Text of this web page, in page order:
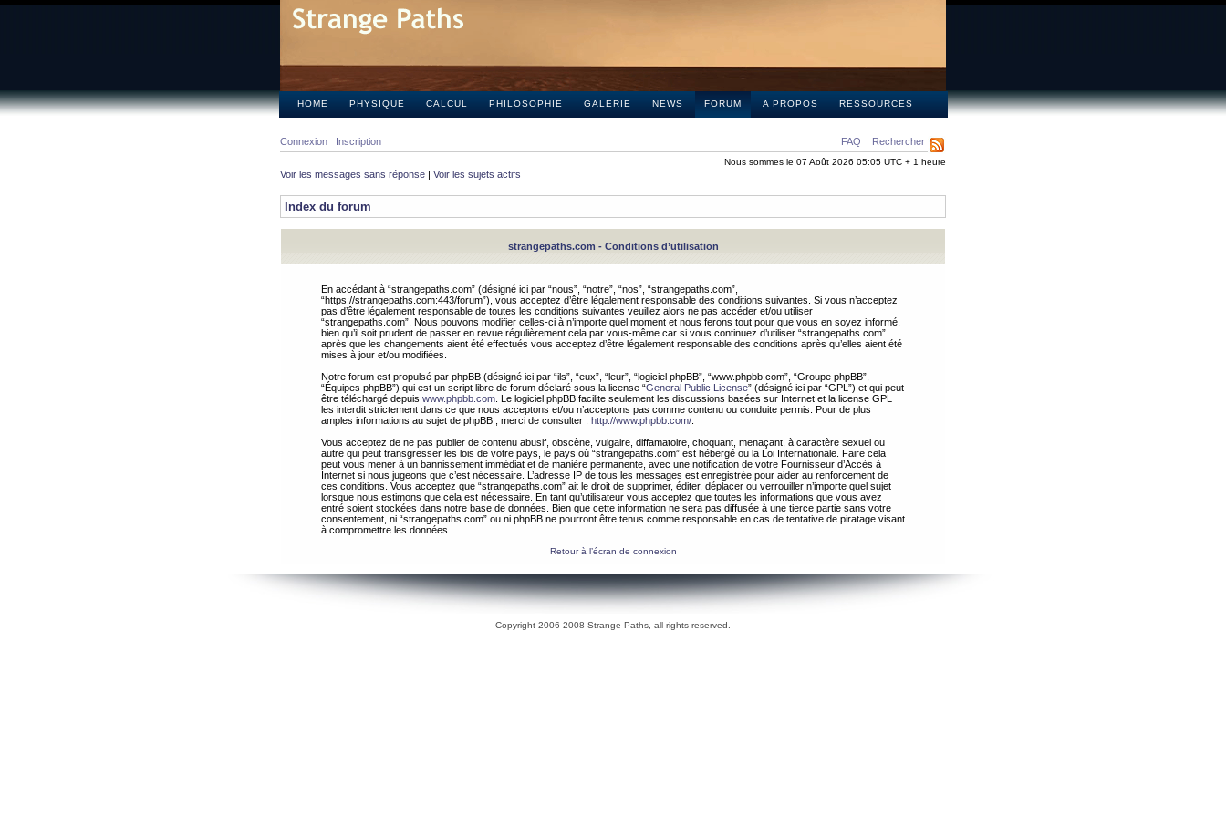
HOME PHYSIQUE CALCUL PHILOSOPHIE GALERIE NEWS FORUM A PROPOS RESSOURCES
FAQ Rechercher
Connexion Inscription
Nous sommes le 07 Août 2026 05:05 UTC + 1 heure
Voir les messages sans réponse | Voir les sujets actifs
Index du forum
strangepaths.com - Conditions d’utilisation
En accédant à “strangepaths.com” (désigné ici par “nous”, “notre”, “nos”, “strangepaths.com”,
“https://strangepaths.com:443/forum”), vous acceptez d’être légalement responsable des conditions suivantes. Si vous n’acceptez
pas d’être légalement responsable de toutes les conditions suivantes veuillez alors ne pas accéder et/ou utiliser
“strangepaths.com”. Nous pouvons modifier celles-ci à n’importe quel moment et nous ferons tout pour que vous en soyez informé,
bien qu’il soit prudent de passer en revue régulièrement cela par vous-même car si vous continuez d’utiliser “strangepaths.com”
après que les changements aient été effectués vous acceptez d’être légalement responsable des conditions après qu’elles aient été
mises à jour et/ou modifiées.
Notre forum est propulsé par phpBB (désigné ici par “ils”, “eux”, “leur”, “logiciel phpBB”, “www.phpbb.com”, “Groupe phpBB”,
“Équipes phpBB”) qui est un script libre de forum déclaré sous la license “General Public License” (désigné ici par “GPL”) et qui peut
être téléchargé depuis www.phpbb.com . Le logiciel phpBB facilite seulement les discussions basées sur Internet et la license GPL
les interdit strictement dans ce que nous acceptons et/ou n’acceptons pas comme contenu ou conduite permis. Pour de plus
amples informations au sujet de phpBB , merci de consulter : http://www.phpbb.com/
Vous acceptez de ne pas publier de contenu abusif, obscène, vulgaire, diffamatoire, choquant, menaçant, à caractère sexuel ou
autre qui peut transgresser les lois de votre pays, le pays où “strangepaths.com” est hébergé ou la Loi Internationale. Faire cela
peut vous mener à un bannissement immédiat et de manière permanente, avec une notification de votre Fournisseur d’Accès à
Internet si nous jugeons que c’est nécessaire. L’adresse IP de tous les messages est enregistrée pour aider au renforcement de
ces conditions. Vous acceptez que “strangepaths.com” ait le droit de supprimer, éditer, déplacer ou verrouiller n’importe quel sujet
lorsque nous estimons que cela est nécessaire. En tant qu’utilisateur vous acceptez que toutes les informations que vous avez
entré soient stockées dans notre base de données. Bien que cette information ne sera pas diffusée à une tierce partie sans votre
consentement, ni “strangepaths.com” ou ni phpBB ne pourront être tenus comme responsable en cas de tentative de piratage visant
à compromettre les données.
Retour à l’écran de connexion
Copyright 2006-2008 Strange Paths, all rights reserved.